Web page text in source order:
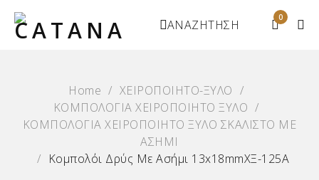
0
ΑΝΑΖΗΤΗΣΗ
Home / ΧΕΙΡΟΠΟΙΗΤΟ-ΞΥΛΟ /
ΚΟΜΠΟΛΟΓΙΑ ΧΕΙΡΟΠΟΙΗΤΟ ΞΥΛΟ /
ΚΟΜΠΟΛΟΓΙΑ ΧΕΙΡΟΠΟΙΗΤΟ ΞΥΛΟ ΣΚΑΛΙΣΤΟ ΜΕ
ΑΣΗΜΙ
/ Κομπολόι Δρύς Με Ασήμι 13x18mmΧΞ-125Α